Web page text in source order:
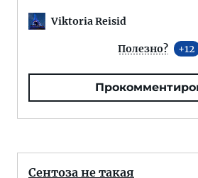
Viktoria Reisid
Полезно? 12
Сентоза не такая